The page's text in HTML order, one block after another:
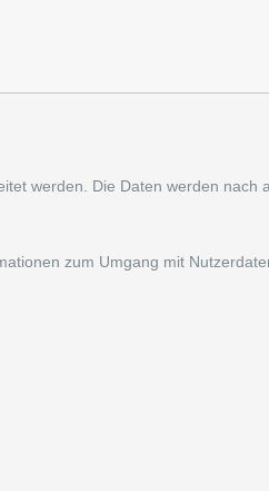
werden. Die Daten werden nach
zum Umgang mit